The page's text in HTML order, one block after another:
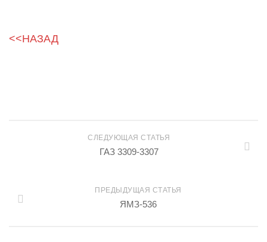
<<НАЗАД
СЛЕДУЮЩАЯ СТАТЬЯ
ГАЗ 3309-3307
ПРЕДЫДУЩАЯ СТАТЬЯ
ЯМЗ-536